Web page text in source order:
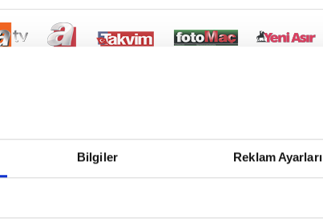
Bilgiler Reklam Ayarları